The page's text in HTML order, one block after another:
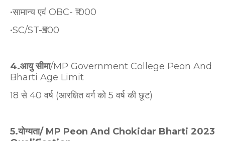
•सामान्य एवं OBC- ₹1000
•SC/ST-₹500
4.आयु सीमा/MP Government College Peon And
Bharti Age Limit
18 से 40 वर्ष (आरक्षित वर्ग को 5 वर्ष की छूट)
5.योग्यता/ MP Peon And Chokidar Bharti 2023